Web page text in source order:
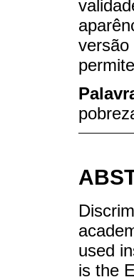
versão
used
is the